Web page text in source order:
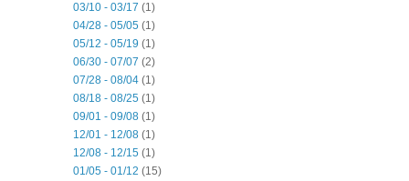
03/10 - 03/17 (1)
04/28 - 05/05 (1)
05/12 - 05/19 (1)
06/30 - 07/07 (2)
07/28 - 08/04 (1)
08/18 - 08/25 (1)
09/01 - 09/08 (1)
12/01 - 12/08 (1)
12/08 - 12/15 (1)
01/05 - 01/12 (15)